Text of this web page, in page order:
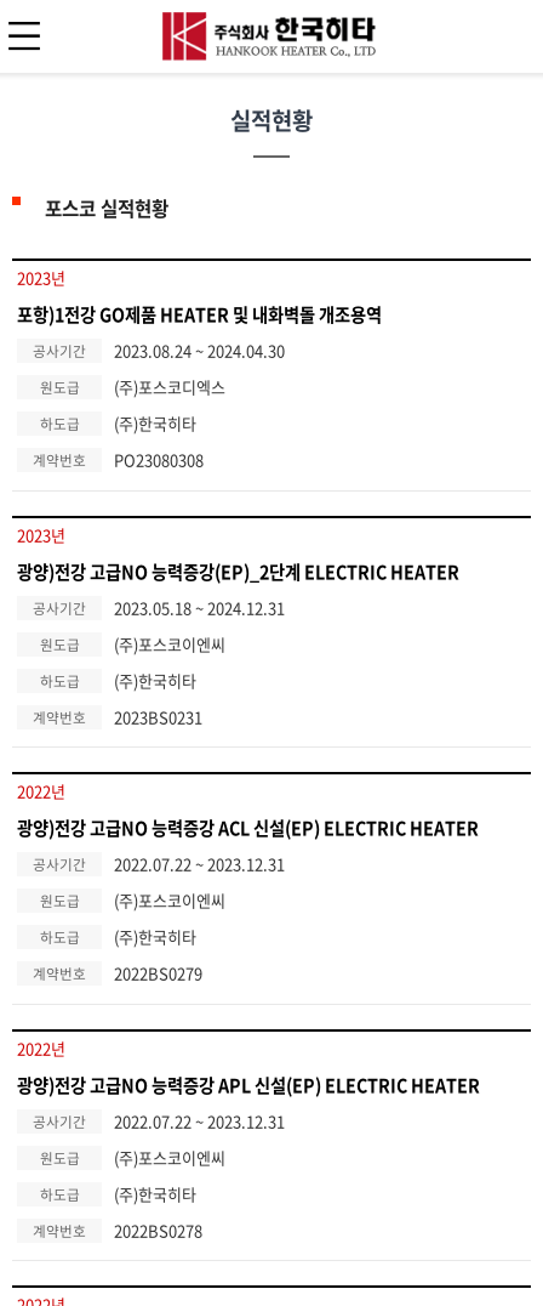
실적현황
포스코 실적현황
2023년
포항)1전강 GO제품 HEATER 및 내화벽돌 개조용역
공사기간 2023.08.24 ~ 2024.04.30
원도급 (주)포스코디엑스
하도급 (주)한국히타
계약번호 PO23080308
2023년
광양)전강 고급NO 능력증강(EP)_2단계 ELECTRIC HEATER
공사기간 2023.05.18 ~ 2024.12.31
원도급 (주)포스코이엔씨
하도급 (주)한국히타
계약번호 2023BS0231
2022년
광양)전강 고급NO 능력증강 ACL 신설(EP) ELECTRIC HEATER
공사기간 2022.07.22 ~ 2023.12.31
원도급 (주)포스코이엔씨
하도급 (주)한국히타
계약번호 2022BS0279
2022년
광양)전강 고급NO 능력증강 APL 신설(EP) ELECTRIC HEATER
공사기간 2022.07.22 ~ 2023.12.31
원도급 (주)포스코이엔씨
하도급 (주)한국히타
계약번호 2022BS0278